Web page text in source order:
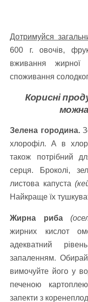
Дотримуйся
600 г. овочів,
вживання жирної
споживання
Корисні
Зелена городина.
хлорофіл. А в
також потрібний
серця. Броколі,
листова капуста
Найкраще їх
Жирна риба
жирних кислот
адекватний
запаленням.
вимочуйте його у
печеною
запекти з